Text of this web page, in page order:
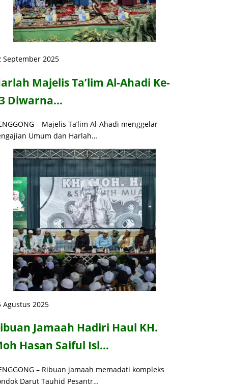
September 2025
Majelis Ta’lim Al-Ahadi Ke-
Diwarna…
– Majelis Ta’lim Al-Ahadi menggelar
Umum dan Harlah…
Agustus 2025
Jamaah Hadiri Haul KH.
Hasan Saiful Isl…
– Ribuan jamaah memadati kompleks
Darut Tauhid Pesantr…